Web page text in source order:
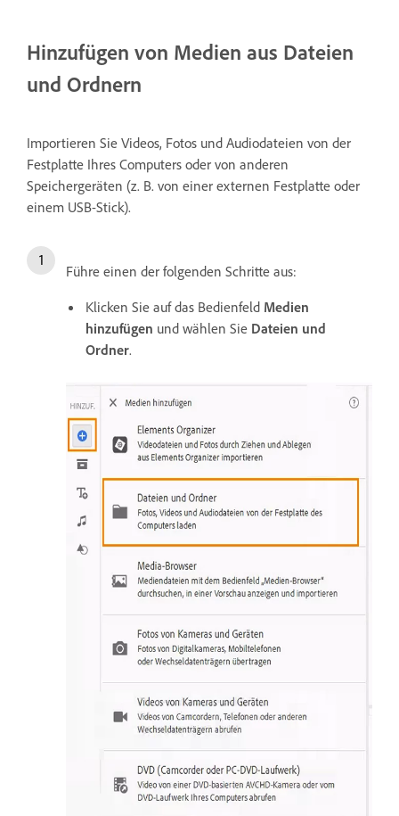
Hinzufügen von Medien aus Dateien
und Ordnern
Importieren Sie Videos, Fotos und Audiodateien von der
Festplatte Ihres Computers oder von anderen
Speichergeräten (z. B. von einer externen Festplatte oder
einem USB-Stick).
Führe einen der folgenden Schritte aus:
Klicken Sie auf das Bedienfeld Medien
hinzufügen und wählen Sie Dateien und
Ordner.